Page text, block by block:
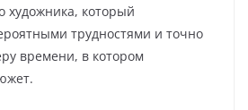
художника, который
трудностями и точно
времени, в котором